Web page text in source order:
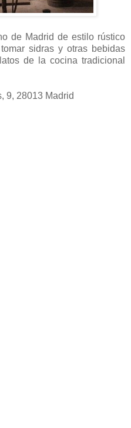
de Madrid de estilo rústico
sidras y otras bebidas
de la cocina tradicional
9, 28013 Madrid